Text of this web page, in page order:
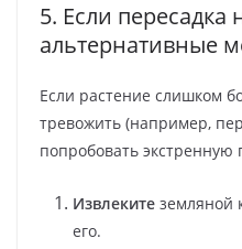
5. Если
альтернативные
Если растение слишком
тревожить (например,
попробовать экстренную
Извлеките земляной
его.